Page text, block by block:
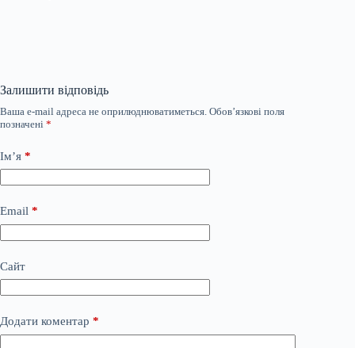
Залишити відповідь
Ваша e-mail адреса не оприлюднюватиметься. Обов’язкові поля
позначені *
Ім’я *
Email *
Сайт
Додати коментар *